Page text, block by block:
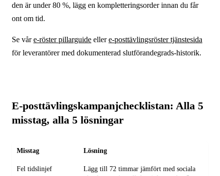
den är under 80 %, lägg en kompletteringsorder innan du får
ont om tid.
Se våre-röster pillarguide ellere-posttävlingsröster tjänstesida
för leverantörer med dokumenterad slutförandegrads-historik.
E-posttävlingskampanjchecklistan: Alla 5
misstag, alla 5 lösningar
Misstag Lösning
Fel tidslinjef
Lägg till 72 timmar jämfört med sociala